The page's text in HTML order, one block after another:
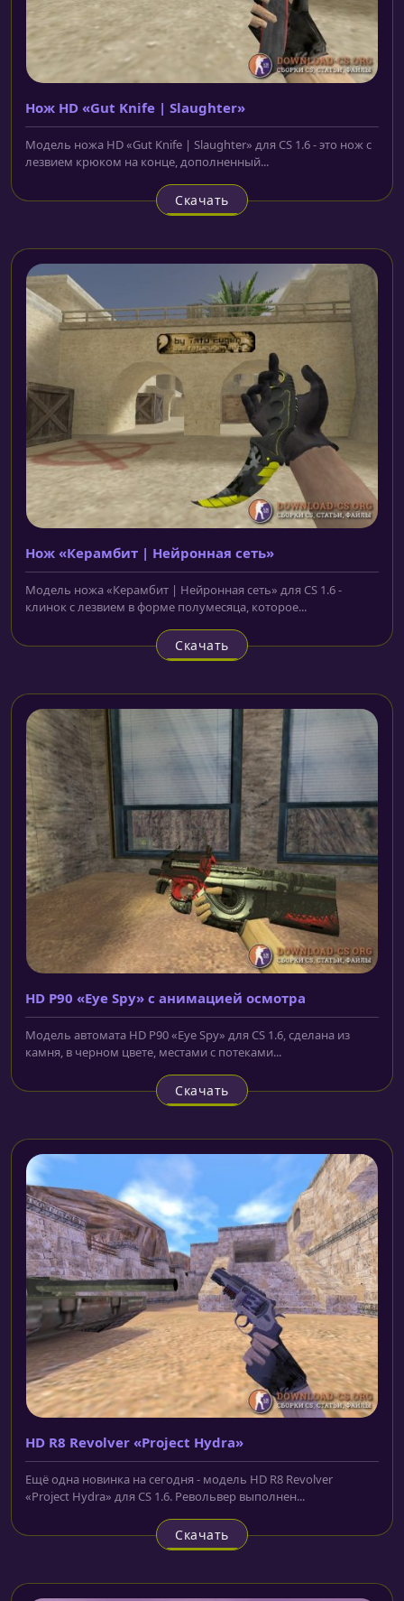
Нож HD «Gut Knife | Slaughter»
Модель ножа HD «Gut Knife | Slaughter» для CS 1.6 - это нож с
лезвием крюком на конце, дополненный...
Скачать
Нож «Керамбит | Нейронная сеть»
Модель ножа «Керамбит | Нейронная сеть» для CS 1.6 -
клинок с лезвием в форме полумесяца, которое...
Скачать
HD P90 «Eye Spy» с анимацией осмотра
Модель автомата HD P90 «Eye Spy» для CS 1.6, сделана из
камня, в черном цвете, местами с потеками...
Скачать
HD R8 Revolver «Project Hydra»
Ещё одна новинка на сегодня - модель HD R8 Revolver
«Project Hydra» для CS 1.6. Револьвер выполнен...
Скачать